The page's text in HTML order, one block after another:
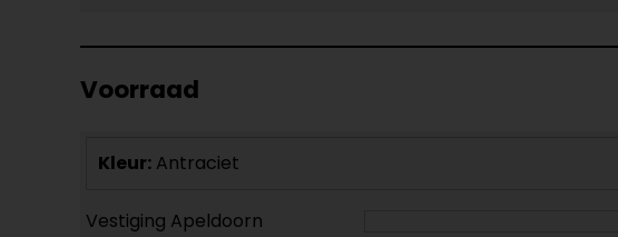
Voorraad
Kleur: Antraciet
Vestiging Apeldoorn